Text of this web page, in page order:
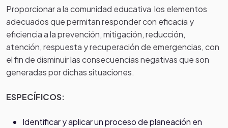
Proporcionar a la comunidad educativa los elementos
adecuados que permitan responder con eficacia y
eficiencia a la prevención, mitigación, reducción,
atención, respuesta y recuperación de emergencias, con
el fin de disminuir las consecuencias negativas que son
generadas por dichas situaciones.
ESPECÍFICOS:
Identificar y aplicar un proceso de planeación en